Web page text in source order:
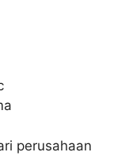
perusahaan